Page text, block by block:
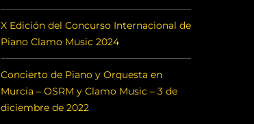
X Edición del Concurso Internacional de
Piano Clamo Music 2024
Concierto de Piano y Orquesta en
Murcia – OSRM y Clamo Music – 3 de
diciembre de 2022